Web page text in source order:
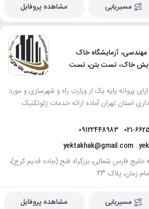
مسیریابی مشاهده پروفایل
مهندسی، آزمایشگاه خاک
خاک، تست بتن، تست
پروانه پایه یک از وزارت راه و شهرسازی و مورد
استان تهران آماده ارائه خدمات ژئوتکنیک
021-
09122448983
yektakhak@gmail.com
18، محله خلیج فارس شمالی، بزرگراه فتح (جاده قدیم کرج)،
زمان، پلاک 23
مسیریابی مشاهده پروفایل